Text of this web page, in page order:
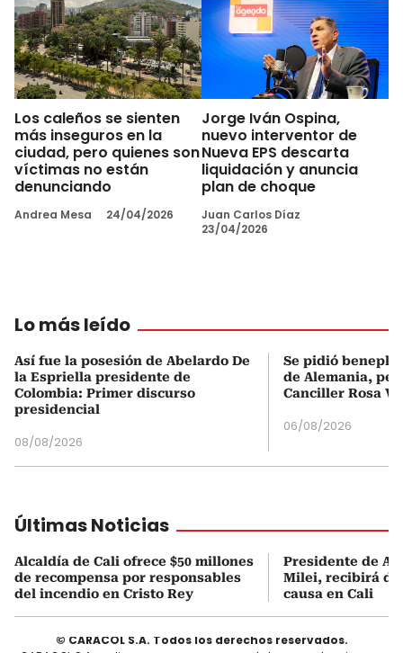
Los caleños se sienten
más inseguros en la
ciudad, pero quienes son
víctimas no están
denunciando
Andrea Mesa 24/04/2026
Jorge Iván Ospina,
nuevo interventor de
Nueva EPS descarta
liquidación y anuncia
plan de choque
Juan Carlos Díaz
23/04/2026
Lo más leído
Así fue la posesión de Abelardo De
la Espriella presidente de
Colombia: Primer discurso
presidencial
08/08/2026
Se pidió
de Alemania,
Canciller Rosa
06/08/2026
Últimas Noticias
Alcaldía de Cali ofrece $50 millones
de recompensa por responsables
del incendio en Cristo Rey
Presidente de
Milei, recibirá
causa en Cali
© CARACOL S.A. Todos los derechos reservados.